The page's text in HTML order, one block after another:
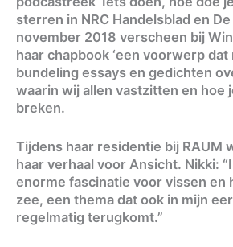
sterren in NRC Handelsblad en
november 2018 verscheen bij
haar chapbook ‘een voorwerp dat
bundeling essays en gedichten
waarin wij allen vastzitten en hoe
breken.
Tijdens haar residentie bij RAUM
haar verhaal voor Ansicht. Nikki:
enorme fascinatie voor vissen en
zee, een thema dat ook in mijn
regelmatig terugkomt.”